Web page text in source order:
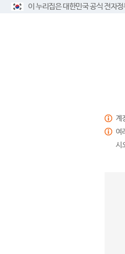
이 누리집은 대한민국 공식 전자
계
여
시